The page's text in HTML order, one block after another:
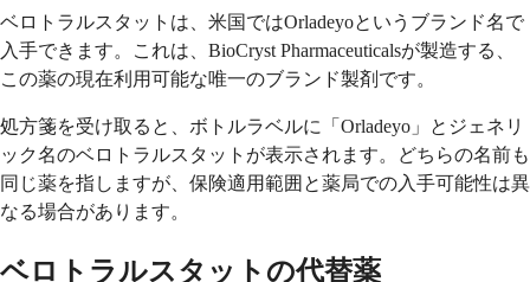
ベロトラルスタットは、米国ではOrladeyoというブランド名で
入手できます。これは、BioCryst Pharmaceuticalsが製造する、
この薬の現在利用可能な唯一のブランド製剤です。
処方箋を受け取ると、ボトルラベルに「Orladeyo」とジェネリ
ック名のベロトラルスタットが表示されます。どちらの名前も
同じ薬を指しますが、保険適用範囲と薬局での入手可能性は異
なる場合があります。
ベロトラルスタットの代替薬